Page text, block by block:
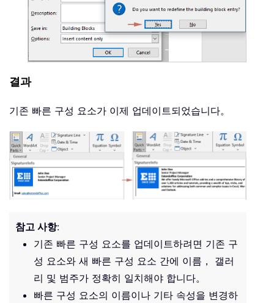
결과
기존 빠른 구성 요소가 이제 업데이트되었습니다。
참고 사항:
기존 빠른 구성 요소를 업데이트하려면 기존 구
성 요소와 새 빠른 구성 요소 간에 이름， 갤러
리 및 범주가 정확히 일치해야 합니다。
빠른 구성 요소의 이름이나 기타 속성을 변경하